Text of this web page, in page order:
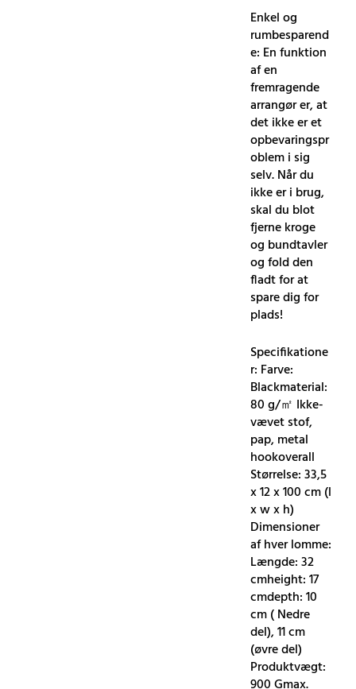
Enkel og
rumbesparend
e: En funktion
af en
fremragende
arrangør er, at
det ikke er et
opbevaringspr
oblem i sig
selv. Når du
ikke er i brug,
skal du blot
fjerne kroge
og bundtavler
og fold den
fladt for at
spare dig for
plads!
Specifikatione
r: Farve:
Blackmaterial:
80 g/㎡ Ikke-
vævet stof,
pap, metal
hookoverall
Størrelse: 33,5
x 12 x 100 cm (l
x w x h)
Dimensioner
af hver lomme:
Længde: 32
cmheight: 17
cmdepth: 10
cm ( Nedre
del), 11 cm
(øvre del)
Produktvægt: